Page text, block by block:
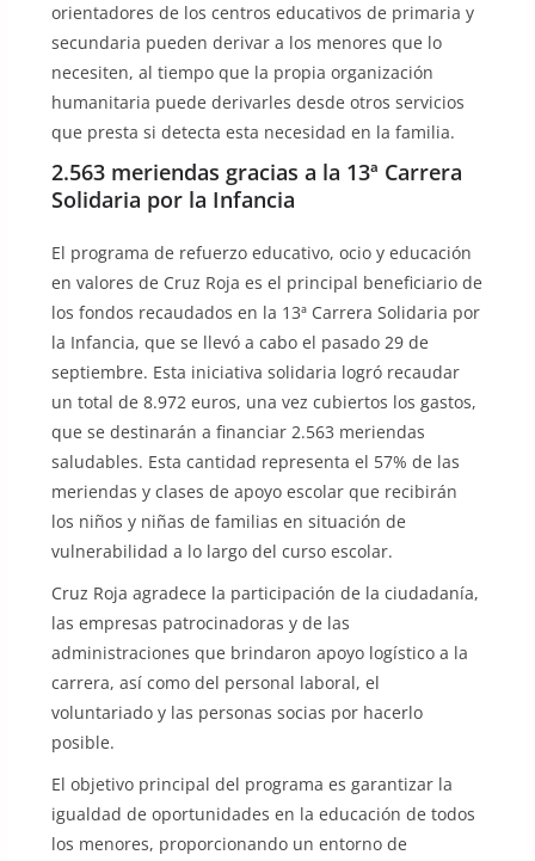
orientadores de los centros educativos de primaria y
secundaria pueden derivar a los menores que lo
necesiten, al tiempo que la propia organización
humanitaria puede derivarles desde otros servicios
que presta si detecta esta necesidad en la familia.
2.563 meriendas gracias a la 13ª Carrera
Solidaria por la Infancia
El programa de refuerzo educativo, ocio y educación
en valores de Cruz Roja es el principal beneficiario de
los fondos recaudados en la 13ª Carrera Solidaria por
la Infancia, que se llevó a cabo el pasado 29 de
septiembre. Esta iniciativa solidaria logró recaudar
un total de 8.972 euros, una vez cubiertos los gastos,
que se destinarán a financiar 2.563 meriendas
saludables. Esta cantidad representa el 57% de las
meriendas y clases de apoyo escolar que recibirán
los niños y niñas de familias en situación de
vulnerabilidad a lo largo del curso escolar.
Cruz Roja agradece la participación de la ciudadanía,
las empresas patrocinadoras y de las
administraciones que brindaron apoyo logístico a la
carrera, así como del personal laboral, el
voluntariado y las personas socias por hacerlo
posible.
El objetivo principal del programa es garantizar la
igualdad de oportunidades en la educación de todos
los menores, proporcionando un entorno de